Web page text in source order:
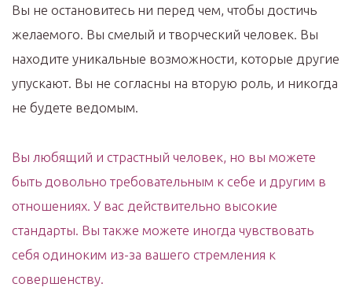
Вы не остановитесь ни перед чем, чтобы достичь
желаемого. Вы смелый и творческий человек. Вы
находите уникальные возможности, которые другие
упускают. Вы не согласны на вторую роль, и никогда
не будете ведомым.
Вы любящий и страстный человек, но вы можете
быть довольно требовательным к себе и другим в
отношениях. У вас действительно высокие
стандарты. Вы также можете иногда чувствовать
себя одиноким из-за вашего стремления к
совершенству.